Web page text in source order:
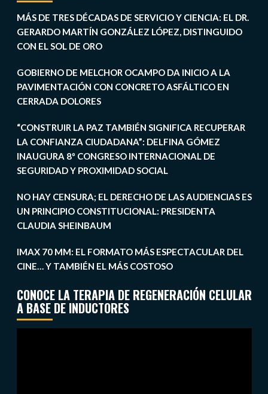
MÁS DE TRES DÉCADAS DE SERVICIO Y CIENCIA: EL DR.
GERARDO MARTÍN GONZÁLEZ LÓPEZ, DISTINGUIDO
CON EL SOL DE ORO
GOBIERNO DE MELCHOR OCAMPO DA INICIO A LA
PAVIMENTACIÓN CON CONCRETO ASFÁLTICO EN
CERRADA DOLORES
“CONSTRUIR LA PAZ TAMBIÉN SIGNIFICA RECUPERAR
LA CONFIANZA CIUDADANA”: DELFINA GÓMEZ
INAUGURA 8º CONGRESO INTERNACIONAL DE
SEGURIDAD Y PROXIMIDAD SOCIAL
NO HAY CENSURA; EL DERECHO DE LAS AUDIENCIAS ES
UN PRINCIPIO CONSTITUCIONAL: PRESIDENTA
CLAUDIA SHEINBAUM
IMAX 70 MM: EL FORMATO MÁS ESPECTACULAR DEL
CINE… Y TAMBIÉN EL MÁS COSTOSO
CONOCE LA TERAPIA DE REGENERACIÓN CELULAR
A BASE DE INDUCTORES